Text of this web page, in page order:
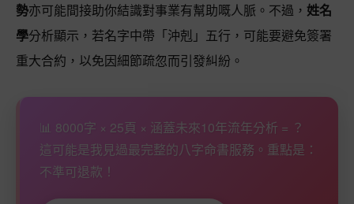
勢亦可能間接助你結識對事業有幫助嘅人脈。不過， 姓名
學分析顯示，若名字中帶「沖剋」五行，可能要避免簽署
重大合約，以免因細節疏忽而引發糾紛。
📊 8000字 × 25頁 × 涵蓋未來10年流年分析 = ？
這可能是我見過最完整的八字命書服務。重點是：
不準可退款！